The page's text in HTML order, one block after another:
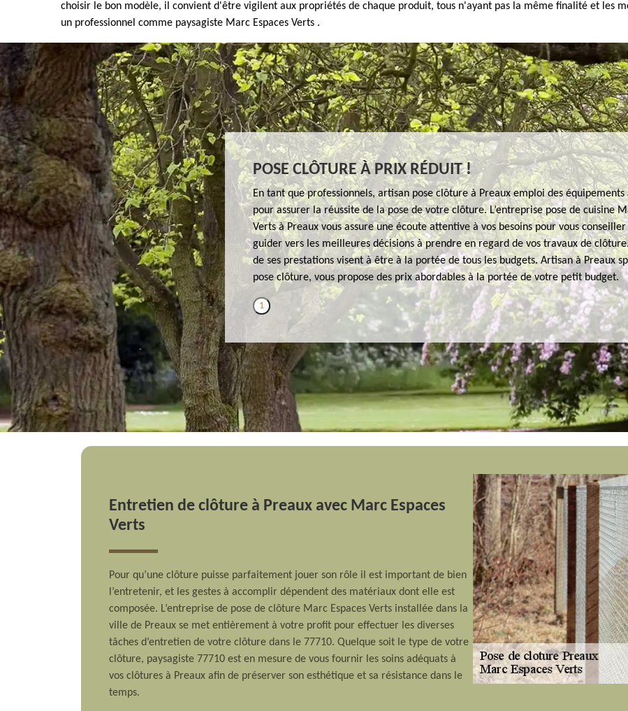
Enlèvement de tout végétaux 77
choisir le bon modèle, il convient d'être vigilent aux propriétés de chaque produit, tous n'ayant pas la même finalité et les
un professionnel comme paysagiste Marc Espaces Verts .
POSE CLÔTURE À PRIX RÉDUIT !
En tant que professionnels, artisan pose clôture à Preaux emploi des équipements
pour assurer la réussite de la pose de votre clôture. L’entreprise pose de cuisine
Verts à Preaux vous assure une écoute attentive à vos besoins pour vous
guider vers les meilleures décisions à prendre en regard de vos travaux de
de ses prestations visent à être à la portée de tous les budgets. Artisan à Preaux
pose clôture, vous propose des prix abordables à la portée de votre petit budget.
1
Entretien de clôture à Preaux avec Marc Espaces
Verts
Pour qu’une clôture puisse parfaitement jouer son rôle il est important de bien
l’entretenir, et les gestes à accomplir dépendent des matériaux dont elle est
composée. L’entreprise de pose de clôture Marc Espaces Verts installée dans la
ville de Preaux se met entièrement à votre profit pour effectuer les diverses
tâches d’entretien de votre clôture dans le 77710. Quelque soit le type de votre
clôture, paysagiste 77710 est en mesure de vous fournir les soins adéquats à
vos clôtures à Preaux afin de préserver son esthétique et sa résistance dans le
temps.